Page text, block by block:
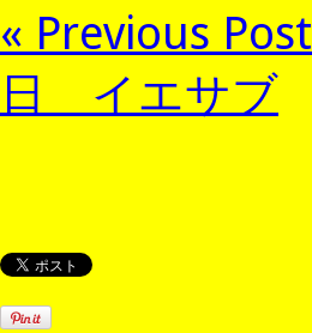
« Previous Post
日 イエサブ